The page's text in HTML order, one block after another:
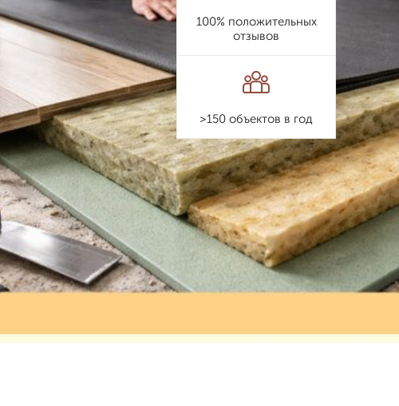
100% положительных
отзывов
>150 объектов в год